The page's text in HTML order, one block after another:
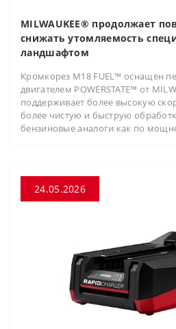
MILWAUKEE® продолжает
снижать утомляемость
ландшафтом
Кромкорез M18 FUEL™ оснащён
двигателем POWERSTATE™ от
поддерживает более высокую
более чистую и быструю
бензиновые аналоги как по
24.05.2026